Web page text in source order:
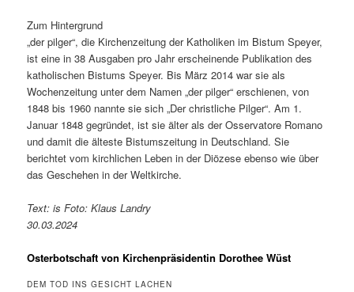
Zum Hintergrund
„der pilger“, die Kirchenzeitung der Katholiken im Bistum Speyer,
ist eine in 38 Ausgaben pro Jahr erscheinende Publikation des
katholischen Bistums Speyer. Bis März 2014 war sie als
Wochenzeitung unter dem Namen „der pilger“ erschienen, von
1848 bis 1960 nannte sie sich „Der christliche Pilger“. Am 1.
Januar 1848 gegründet, ist sie älter als der Osservatore Romano
und damit die älteste Bistumszeitung in Deutschland. Sie
berichtet vom kirchlichen Leben in der Diözese ebenso wie über
das Geschehen in der Weltkirche.
Text: is Foto: Klaus Landry
30.03.2024
Osterbotschaft von Kirchenpräsidentin Dorothee Wüst
DEM TOD INS GESICHT LACHEN